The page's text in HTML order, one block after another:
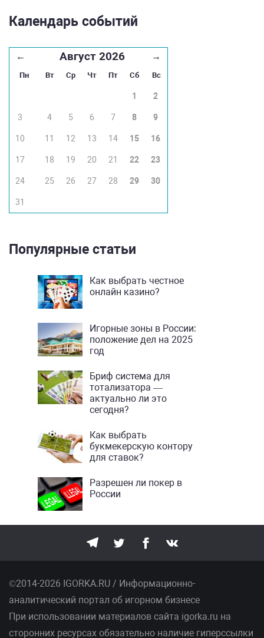
Календарь событий
← Август 2026 →
Пн Вт Ср Чт Пт Сб Вс
1 2
3 4 5 6 7 8 9
10 11 12 13 14 15 16
17 18 19 20 21 22 23
24 25 26 27 28 29 30
31
Популярные статьи
Как выбрать честное
онлайн казино?
Игорные зоны в России:
положение дел на 2025
год
Бриф система для
тотализатора —
актуально ли это
сегодня?
Как выбрать
букмекерскую контору
для ставок?
Разрешен ли покер в
России
©2014-2026 IGORKA.RU / Информационно-
аналитический портал об игорном бизнесе
При использовании материалов сайта igorka.ru на
сторонних ресурсах обязательно наличие гиперссылки